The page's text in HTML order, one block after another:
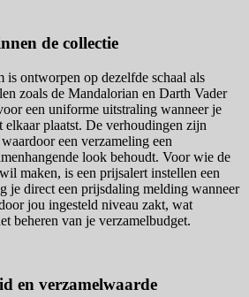
de collectie
is ontworpen op dezelfde schaal als
zoals de Mandalorian en Darth Vader
een uniforme uitstraling wanneer je
elkaar plaatst. De verhoudingen zijn
een verzameling een
look behoudt. Voor wie de
maken, is een prijsalert instellen een
je direct een prijsdaling melding wanneer
jou ingesteld niveau zakt, wat
beheren van je verzamelbudget.
en verzamelwaarde